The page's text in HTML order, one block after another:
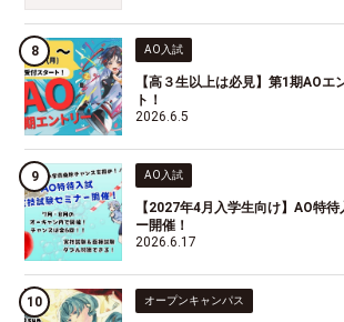
AO入試
【高３生以上は必見】第1期AOエ
ト！
2026.6.5
AO入試
【2027年4月入学生向け】AO特
ー開催！
2026.6.17
オープンキャンパス